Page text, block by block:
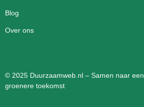
Blog
Over ons
© 2025 Duurzaamweb.nl – Samen naar een
groenere toekomst